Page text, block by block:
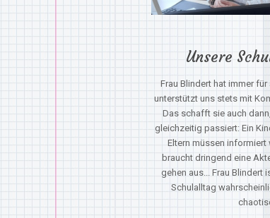
Unsere
Frau Blindert hat immer
unterstützt uns stets mit
Das schafft sie auch
gleichzeitig passiert: Ein
Eltern müssen informiert
braucht dringend eine
gehen aus... Frau Blindert
Schulalltag